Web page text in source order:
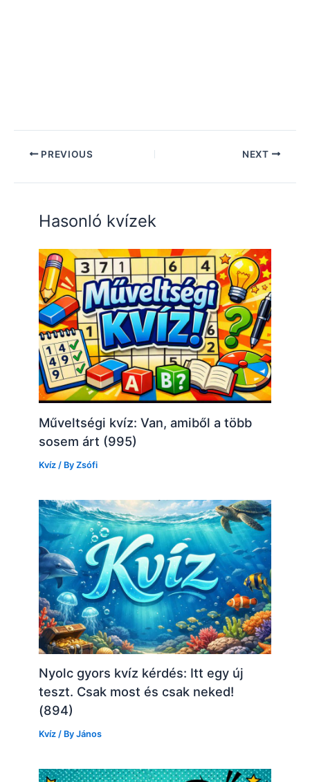
PREVIOUS NEXT
Hasonló kvízek
Műveltségi kvíz: Van, amiből a több
sosem árt (995)
Kvíz / ByZsófi
Nyolc gyors kvíz kérdés: Itt egy új
teszt. Csak most és csak neked!
(894)
Kvíz / ByJános